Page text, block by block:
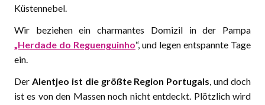
Küstennebel.
Wir beziehen ein charmantes Domizil in der Pampa
„Herdade do Reguenguinho“, und legen entspannte Tage
ein.
Der Alentjeo ist die größte Region Portugals, und doch
ist es von den Massen noch nicht entdeckt. Plötzlich wird